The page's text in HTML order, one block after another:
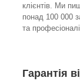
клієнтів. Ми
понад 100 000
та
Гарантія